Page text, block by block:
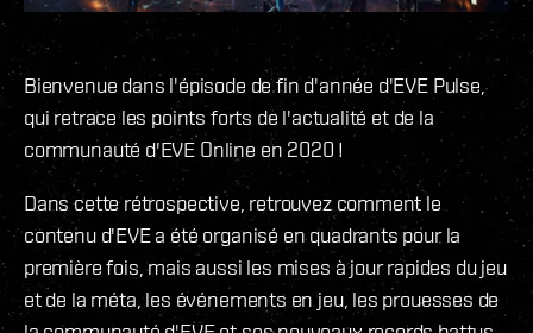
Bienvenue dans l'épisode de fin d'année d'EVE Pulse,
qui retrace les points forts de l'actualité et de la
communauté d'EVE Online en 2020 !
Dans cette rétrospective, retrouvez comment le
contenu d'EVE a été organisé en quadrants pour la
première fois, mais aussi les mises à jour rapides du jeu
et de la méta, les événements en jeu, les prouesses de